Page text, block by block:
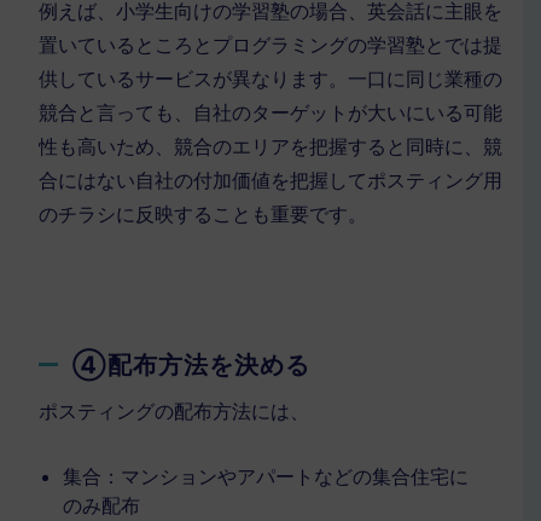
例えば、小学生向けの学習塾の場合、英会話に主眼を
置いているところとプログラミングの学習塾とでは提
供しているサービスが異なります。一口に同じ業種の
競合と言っても、自社のターゲットが大いにいる可能
性も高いため、競合のエリアを把握すると同時に、競
合にはない自社の付加価値を把握してポスティング用
のチラシに反映することも重要です。
④配布方法を決める
ポスティングの配布方法には、
集合：マンションやアパートなどの集合住宅に
のみ配布